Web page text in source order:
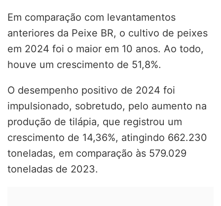
Em comparação com levantamentos
anteriores da Peixe BR, o cultivo de peixes
em 2024 foi o maior em 10 anos. Ao todo,
houve um crescimento de 51,8%.
O desempenho positivo de 2024 foi
impulsionado, sobretudo, pelo aumento na
produção de tilápia, que registrou um
crescimento de 14,36%, atingindo 662.230
toneladas, em comparação às 579.029
toneladas de 2023.